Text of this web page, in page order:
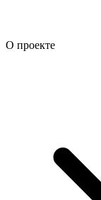
О проекте